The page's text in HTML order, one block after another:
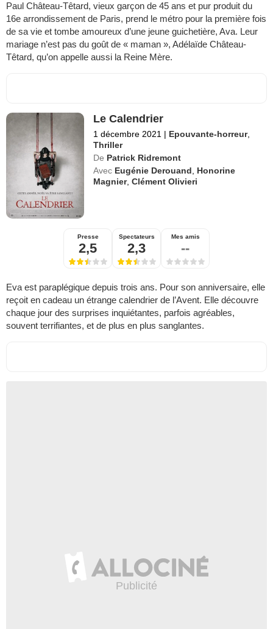
Paul Château-Têtard, vieux garçon de 45 ans et pur produit du
16e arrondissement de Paris, prend le métro pour la première fois
de sa vie et tombe amoureux d’une jeune guichetière, Ava. Leur
mariage n’est pas du goût de « maman », Adélaïde Château-
Têtard, qu’on appelle aussi la Reine Mère.
Le Calendrier
1 décembre 2021 | Epouvante-horreur,
Thriller
De Patrick Ridremont
Avec Eugénie Derouand, Honorine
Magnier,Clément Olivieri
Presse
2,5
Spectateurs
2,3
Mes amis
--
Eva est paraplégique depuis trois ans. Pour son anniversaire, elle
reçoit en cadeau un étrange calendrier de l’Avent. Elle découvre
chaque jour des surprises inquiétantes, parfois agréables,
souvent terrifiantes, et de plus en plus sanglantes.